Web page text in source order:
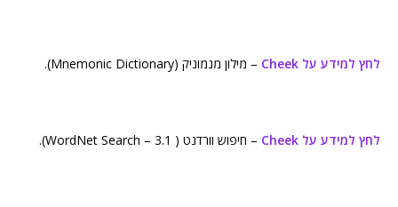
לחץ למידע על Cheek – מילון מנמוניק (Mnemonic Dictionary).
לחץ למידע על Cheek – חיפוש וורדנט ( WordNet Search – 3.1).